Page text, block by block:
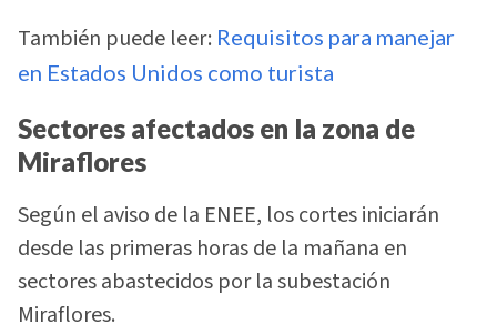
También puede leer: Requisitos para manejar
en Estados Unidos como turista
Sectores afectados en la zona de
Miraflores
Según el aviso de la ENEE, los cortes iniciarán
desde las primeras horas de la mañana en
sectores abastecidos por la subestación
Miraflores.